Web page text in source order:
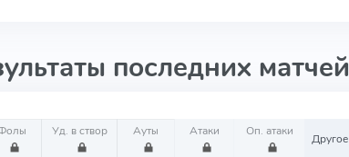
последних матчей
Уд. в створ Ауты Атаки Оп. атаки
Другое